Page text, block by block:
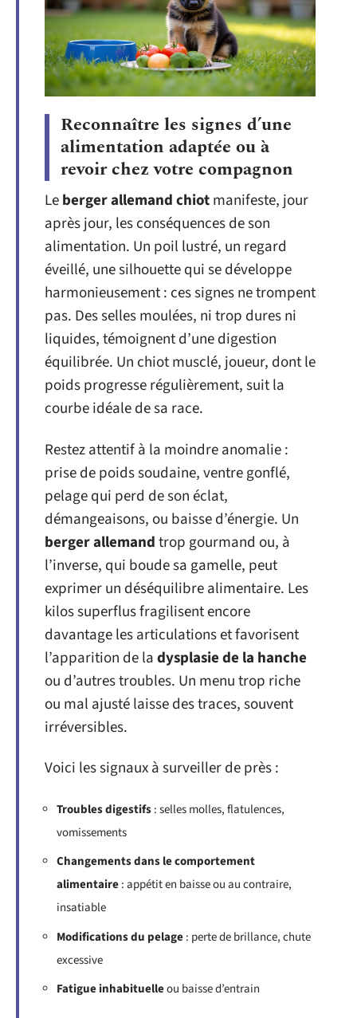
Reconnaître les signes d’une
alimentation adaptée ou à
revoir chez votre compagnon
Leberger allemand chiotmanifeste, jour
après jour, les conséquences de son
alimentation. Un poil lustré, un regard
éveillé, une silhouette qui se développe
harmonieusement : ces signes ne trompent
pas. Des selles moulées, ni trop dures ni
liquides, témoignent d’une digestion
équilibrée. Un chiot musclé, joueur, dont le
poids progresse régulièrement, suit la
courbe idéale de sa race.
Restez attentif à la moindre anomalie :
prise de poids soudaine, ventre gonflé,
pelage qui perd de son éclat,
démangeaisons, ou baisse d’énergie. Un
berger allemandtrop gourmand ou, à
l’inverse, qui boude sa gamelle, peut
exprimer un déséquilibre alimentaire. Les
kilos superflus fragilisent encore
davantage les articulations et favorisent
l’apparition de ladysplasie de la hanche
ou d’autres troubles. Un menu trop riche
ou mal ajusté laisse des traces, souvent
irréversibles.
Voici les signaux à surveiller de près :
Troubles digestifs: selles molles, flatulences,
vomissements
Changements dans le comportement
alimentaire: appétit en baisse ou au contraire,
insatiable
Modifications du pelage: perte de brillance, chute
excessive
Fatigue inhabituelleou baisse d’entrain